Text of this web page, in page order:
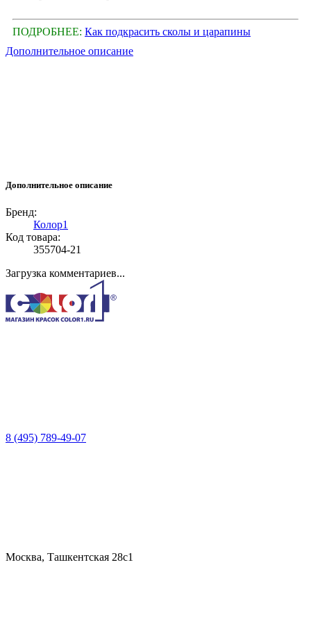
ПОДРОБНЕЕ: Как подкрасить сколы и царапины
Дополнительное описание
Дополнительное описание
Бренд:
Колор1
Код товара:
355704-21
Загрузка комментариев...
8 (495) 789-49-07
Москва, Ташкентская 28с1